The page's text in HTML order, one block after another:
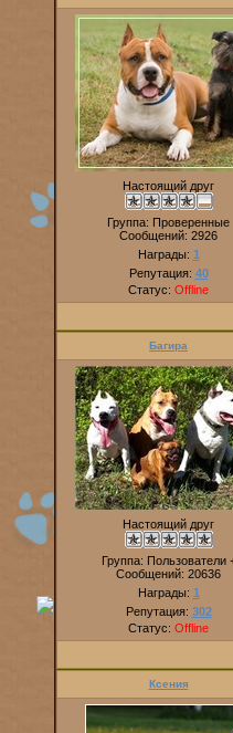
Настоящий друг
Группа: Проверенные
Сообщений: 2926
Награды: 1
Репутация: 40
Статус: Offline
Багира
Настоящий друг
Группа: Пользователи
Сообщений: 20636
Награды: 1
Репутация: 302
Статус: Offline
Ксения